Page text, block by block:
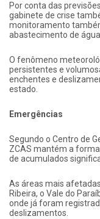
Por conta das
gabinete de crise
monitoramento
abastecimento de
O fenômeno
persistentes e
enchentes e
estado.
Emergências
Segundo o Centro de
ZCAS mantém a
de acumulados
As áreas mais
Ribeira, o Vale do
onde já foram
deslizamentos.